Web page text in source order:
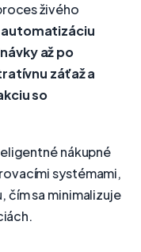
živého
automatizáciu
až po
záťaž a
so
nákupné
systémami,
sa minimalizuje